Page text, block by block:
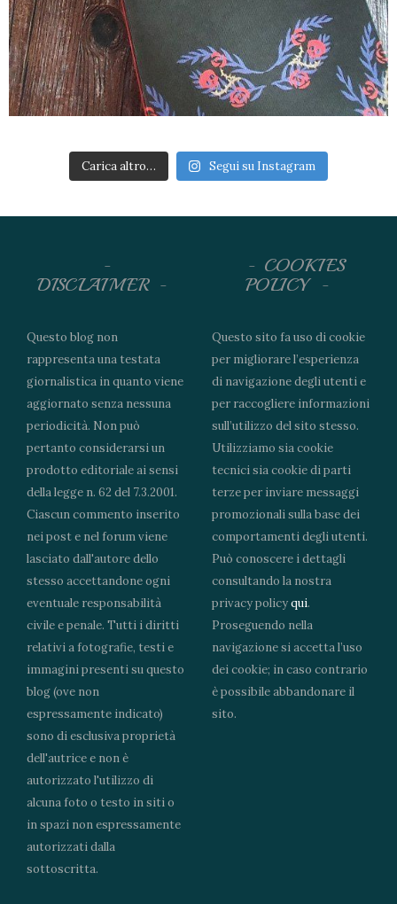
Carica altro… Segui su Instagram
DISCLAIMER
Questo blog non
rappresenta una testata
giornalistica in quanto viene
aggiornato senza nessuna
periodicità. Non può
pertanto considerarsi un
prodotto editoriale ai sensi
della legge n. 62 del 7.3.2001.
Ciascun commento inserito
nei post e nel forum viene
lasciato dall'autore dello
stesso accettandone ogni
eventuale responsabilità
civile e penale. Tutti i diritti
relativi a fotografie, testi e
immagini presenti su questo
blog (ove non
espressamente indicato)
sono di esclusiva proprietà
dell'autrice e non è
autorizzato l'utilizzo di
alcuna foto o testo in siti o
in spazi non espressamente
autorizzati dalla
sottoscritta.
COOKIES
POLICY
Questo sito fa uso di cookie
per migliorare l’esperienza
di navigazione degli utenti e
per raccogliere informazioni
sull’utilizzo del sito stesso.
Utilizziamo sia cookie
tecnici sia cookie di parti
terze per inviare messaggi
promozionali sulla base dei
comportamenti degli utenti.
Può conoscere i dettagli
consultando la nostra
privacy policyqui.
Proseguendo nella
navigazione si accetta l’uso
dei cookie; in caso contrario
è possibile abbandonare il
sito.